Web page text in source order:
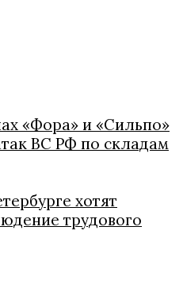
«Фора» и «Сильпо»
ВС РФ по складам
хотят
трудового